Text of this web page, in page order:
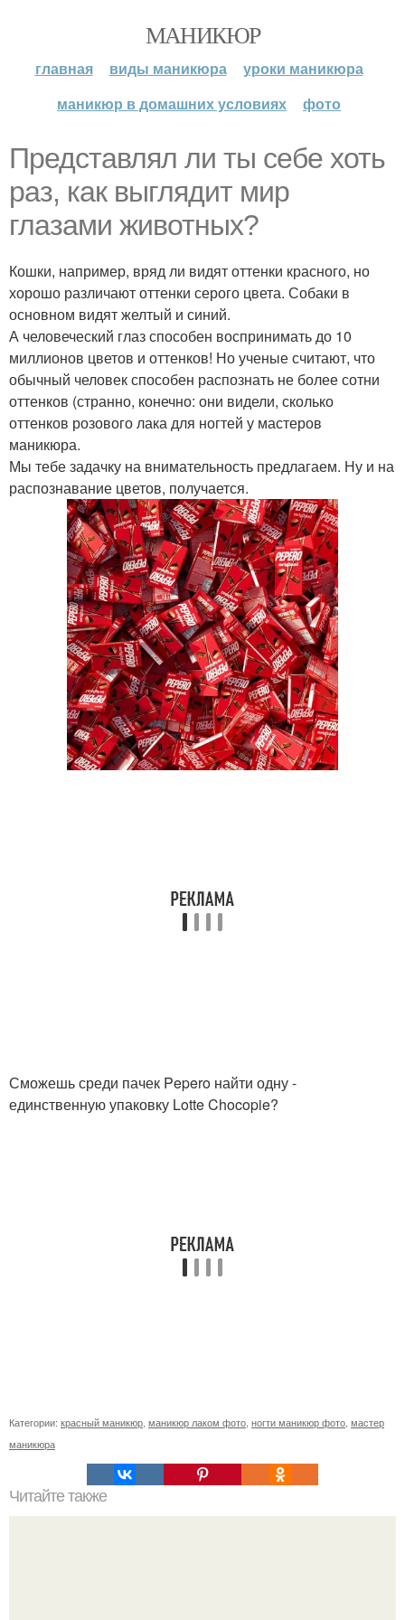
МАНИКЮР
главная виды маникюра
уроки маникюра
маникюр в домашних условиях
фото
Представлял ли ты себе хоть
раз, как выглядит мир
глазами животных?
Кошки, например, вряд ли видят оттенки красного, но
хорошо различают оттенки серого цвета. Собаки в
основном видят желтый и синий.
А человеческий глаз способен воспринимать до 10
миллионов цветов и оттенков! Но ученые считают, что
обычный человек способен распознать не более сотни
оттенков (странно, конечно: они видели, сколько
оттенков розового лака для ногтей у мастеров
маникюра.
Мы тебе задачку на внимательность предлагаем. Ну и на
распознавание цветов, получается.
Сможешь среди пачек Pepero найти одну -
единственную упаковку Lotte Chocopie?
Категории: красный маникюр маникюр лаком фото ногти маникюр фото мастер
маникюра
Читайте также